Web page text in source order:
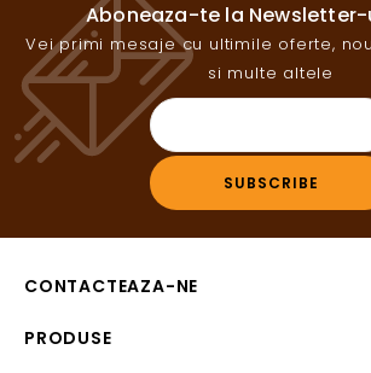
Aboneaza-te la
Vei primi mesaje cu ultimile oferte,
si multe altele
CONTACTEAZA-NE
PRODUSE